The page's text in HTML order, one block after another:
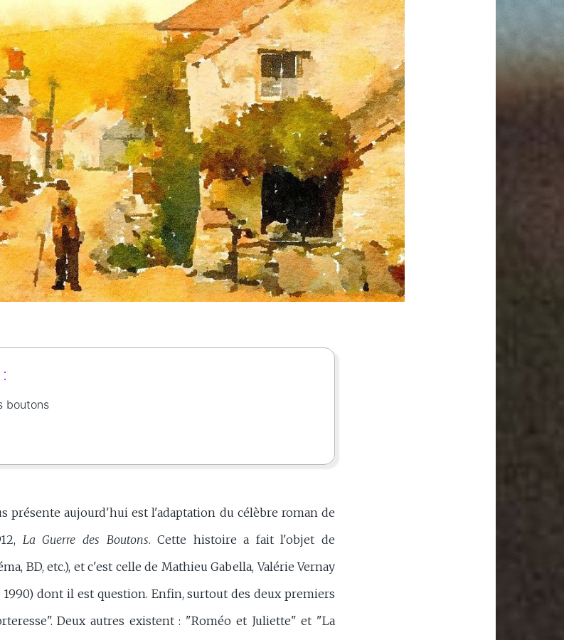
boutons
présente aujourd'hui est l'adaptation du célèbre roman de
La Guerre des Boutons. Cette histoire a fait l'objet de
BD, etc.), et c'est celle de Mathieu Gabella, Valérie Vernay
dont il est question. Enfin, surtout des deux premiers
Deux autres existent : "Roméo et Juliette" et "La